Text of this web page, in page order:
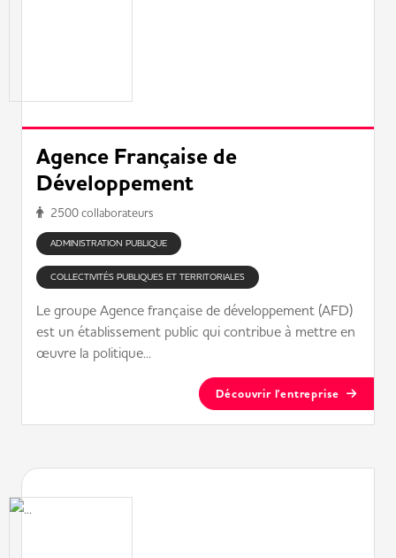
Agence Française de
Développement
2500 collaborateurs
ADMINISTRATION PUBLIQUE
COLLECTIVITÉS PUBLIQUES ET TERRITORIALES
Le groupe Agence française de développement (AFD)
est un établissement public qui contribue à mettre en
œuvre la politique...
Découvrir l'entreprise